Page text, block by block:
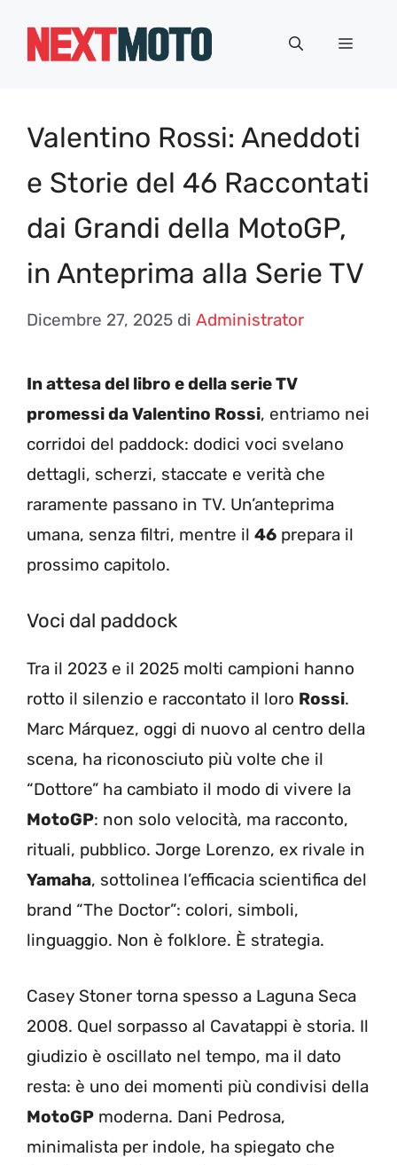
Menu
Valentino Rossi: Aneddoti
e Storie del 46 Raccontati
dai Grandi della MotoGP,
in Anteprima alla Serie TV
Dicembre 27, 2025 di Administrator
In attesa del libro e della serie TV
promessi da Valentino Rossi, entriamo nei
corridoi del paddock: dodici voci svelano
dettagli, scherzi, staccate e verità che
raramente passano in TV. Un’anteprima
umana, senza filtri, mentre il 46 prepara il
prossimo capitolo.
Voci dal paddock
Tra il 2023 e il 2025 molti campioni hanno
rotto il silenzio e raccontato il loro Rossi.
Marc Márquez, oggi di nuovo al centro della
scena, ha riconosciuto più volte che il
“Dottore” ha cambiato il modo di vivere la
MotoGP: non solo velocità, ma racconto,
rituali, pubblico. Jorge Lorenzo, ex rivale in
Yamaha, sottolinea l’efficacia scientifica del
brand “The Doctor”: colori, simboli,
linguaggio. Non è folklore. È strategia.
Casey Stoner torna spesso a Laguna Seca
2008. Quel sorpasso al Cavatappi è storia. Il
giudizio è oscillato nel tempo, ma il dato
resta: è uno dei momenti più condivisi della
MotoGP moderna. Dani Pedrosa,
minimalista per indole, ha spiegato che